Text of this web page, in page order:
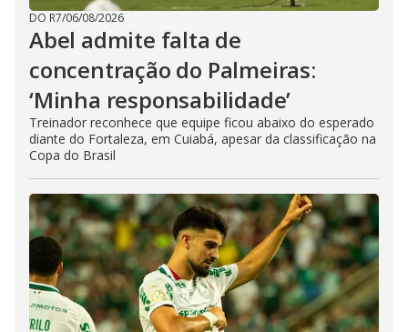
DO R7/06/08/2026
Abel admite falta de
concentração do Palmeiras:
‘Minha responsabilidade’
Treinador reconhece que equipe ficou abaixo do esperado
diante do Fortaleza, em Cuiabá, apesar da classificação na
Copa do Brasil